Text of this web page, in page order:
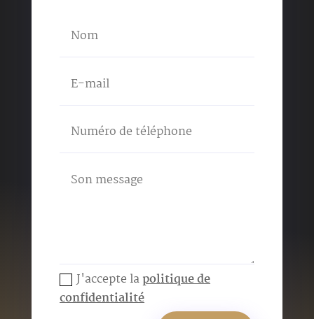
J'accepte lapolitique de
confidentialité